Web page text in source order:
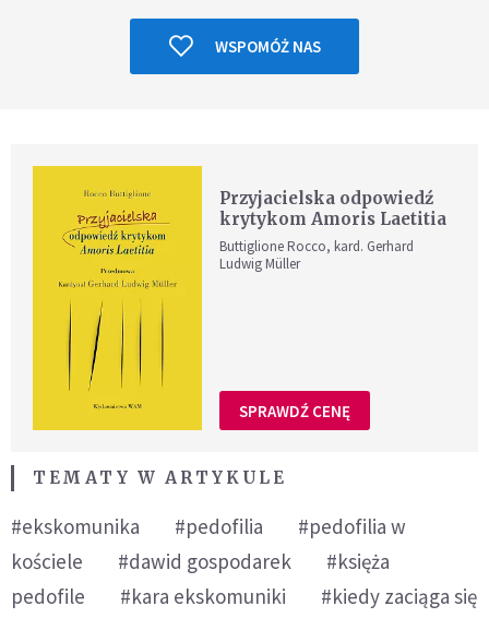
WSPOMÓŻ NAS
Przyjacielska odpowiedź
krytykom Amoris Laetitia
Buttiglione Rocco, kard. Gerhard
Ludwig Müller
SPRAWDŹ CENĘ
TEMATY W ARTYKULE
#ekskomunika #pedofilia
#pedofilia w
kościele
#dawid gospodarek
#księża
pedofile
#kara ekskomuniki
#kiedy zaciąga się